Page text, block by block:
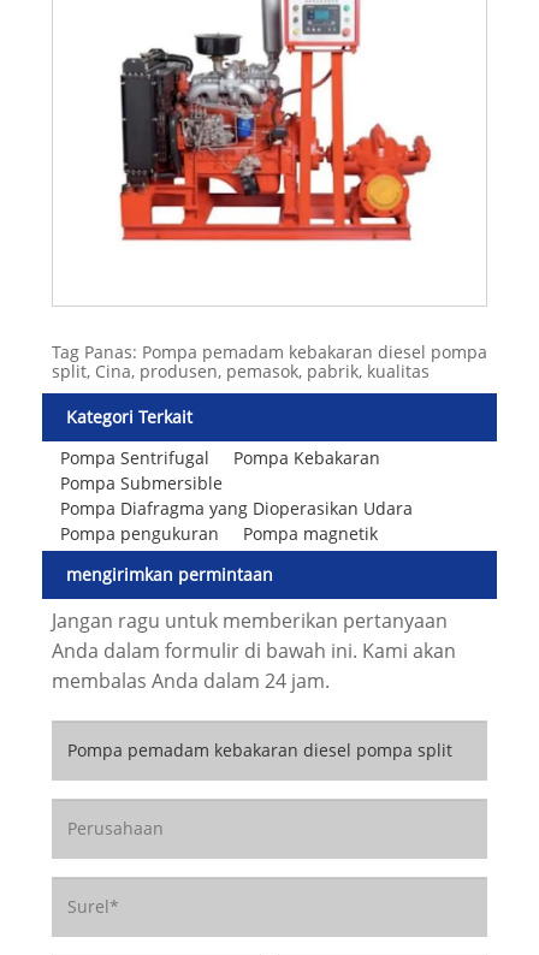
Tag Panas: Pompa pemadam kebakaran diesel pompa
split, Cina, produsen, pemasok, pabrik, kualitas
Kategori Terkait
Pompa Sentrifugal
Pompa Kebakaran
Pompa Submersible
Pompa Diafragma yang Dioperasikan Udara
Pompa pengukuran
Pompa magnetik
mengirimkan permintaan
Jangan ragu untuk memberikan pertanyaan
Anda dalam formulir di bawah ini. Kami akan
membalas Anda dalam 24 jam.